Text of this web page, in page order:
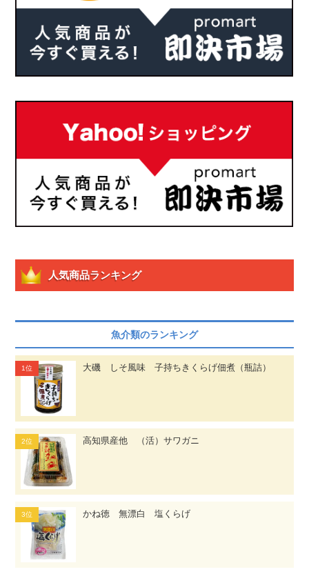
人気商品ランキング
魚介類のランキング
大磯 しそ風味 子持ちきくらげ佃煮（瓶詰）
高知県産他 （活）サワガニ
かね徳 無漂白 塩くらげ